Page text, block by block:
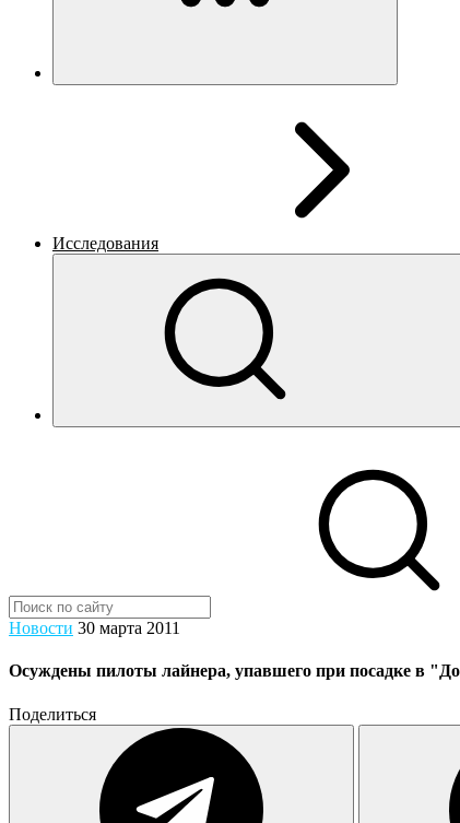
Исследования
Новости 30 марта 2011
Осуждены пилоты лайнера, упавшего при посадке в
Поделиться